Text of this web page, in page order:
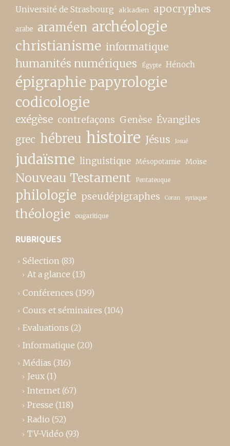
Université de Strasbourg akkadien apocryphes
arabe araméen archéologie
christianisme informatique
humanités numériques Égypte Hénoch
épigraphie papyrologie
codicologie
exégèse contrefaçons Genèse Évangiles
grec hébreu histoire Jésus Josué
judaïsme linguistique Mésopotamie Moïse
Nouveau Testament Pentateuque
philologie pseudépigraphes Coran syriaque
théologie ougaritique
RUBRIQUES
Sélection (83)
At a glance (13)
Conférences (199)
Cours et séminaires (104)
Evaluations (2)
Informatique (20)
Médias (316)
Jeux (1)
Internet (67)
Presse (118)
Radio (52)
TV-Vidéo (93)